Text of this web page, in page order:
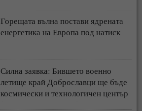
Горещата вълна постави ядрената
енергетика на Европа под натиск
Силна заявка: Бившето военно
летище край Доброславци ще бъде
космически и технологичен център
(СНИМКИ + ВИДЕО)